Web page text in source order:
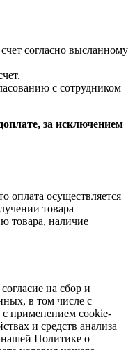
согласно высланному
с сотрудником
за исключением
оплата осуществляется
товара
товара, наличие
на сбор и
в том числе с
с применением cookie-
и средств анализа
нашей Политике о